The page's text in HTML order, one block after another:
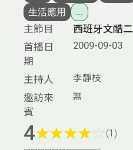
生活應用
...
主節目
西班牙文酷二
首播日
期
2009-09-03
主持人 李靜枝
邀訪來
賓
無
4★★★★ (1)